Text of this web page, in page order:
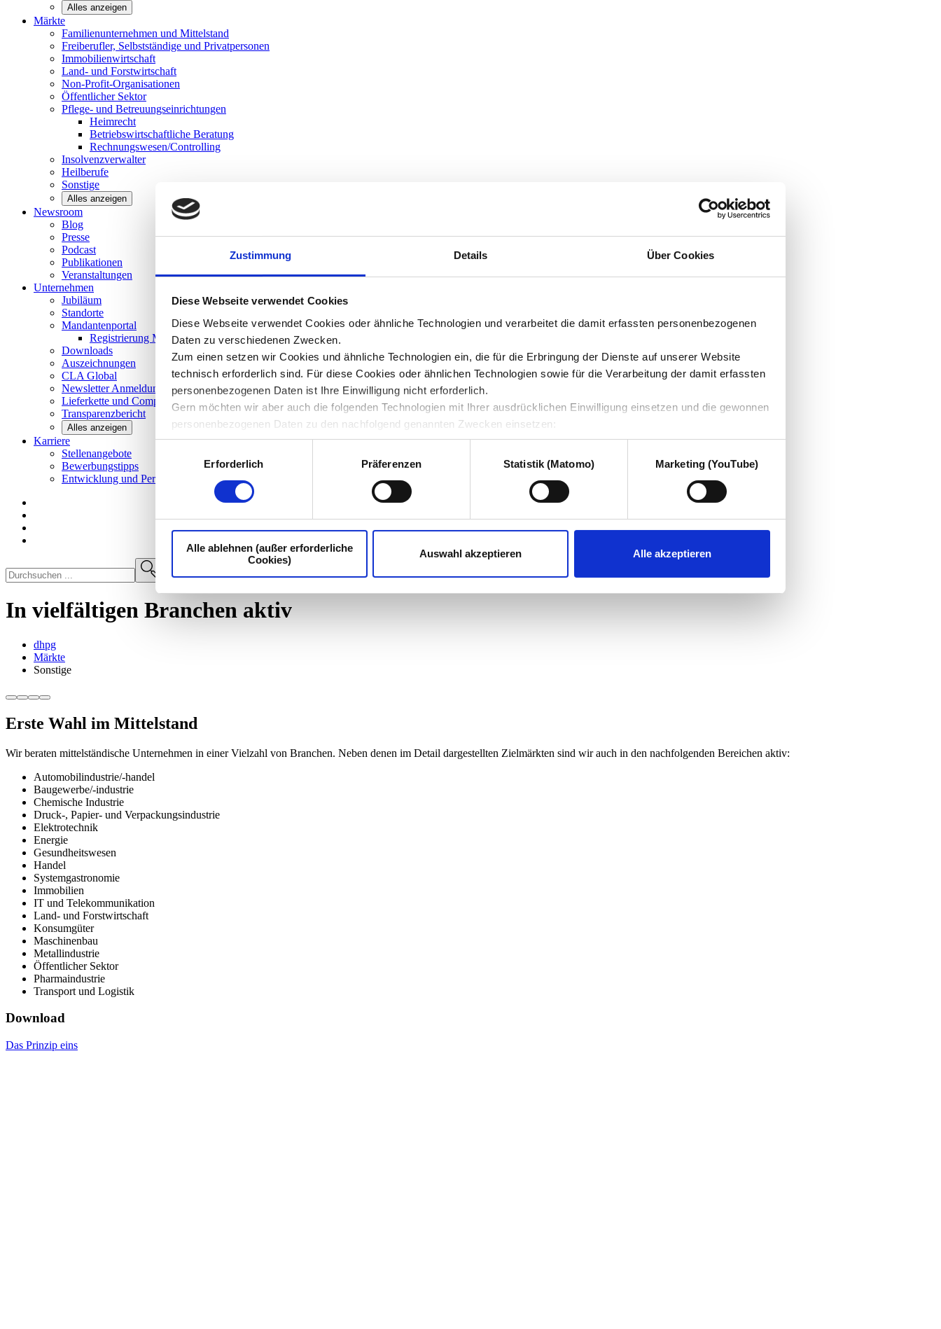
Zustimmung Details Über Cookies
Diese Webseite verwendet Cookies
Diese Webseite verwendet Cookies oder ähnliche Technologien und verarbeitet die damit erfassten personenbezogenen
Daten zu verschiedenen Zwecken.
Zum einen setzen wir Cookies und ähnliche Technologien ein, die für die Erbringung der Dienste auf unserer Website
technisch erforderlich sind. Für diese Cookies oder ähnlichen Technologien sowie für die Verarbeitung der damit erfassten
personenbezogenen Daten ist Ihre Einwilligung nicht erforderlich.
Gern möchten wir aber auch die folgenden Technologien mit Ihrer ausdrücklichen Einwilligung einsetzen und die gewonnen
personenbezogenen Daten zu den nachfolgend genannten Zwecken einsetzen:
Erforderlich
Präferenzen Statistik (Matomo) Marketing (YouTube)
Alle ablehnen (außer erforderliche
Cookies)
Auswahl akzeptieren Alle akzeptieren
Alles anzeigen
Märkte
Familienunternehmen und Mittelstand
Freiberufler, Selbstständige und Privatpersonen
Immobilienwirtschaft
Land- und Forstwirtschaft
Non-Profit-Organisationen
Öffentlicher Sektor
Pflege- und Betreuungseinrichtungen
Heimrecht
Betriebswirtschaftliche Beratung
Rechnungswesen/Controlling
Insolvenzverwalter
Heilberufe
Sonstige
Alles anzeigen
Newsroom
Blog
Presse
Podcast
Publikationen
Veranstaltungen
Unternehmen
Jubiläum
Standorte
Mandantenportal
Registrierung Mandantenportal
Downloads
Auszeichnungen
CLA Global
NewsletterAnmeldung
Lieferkette und Compliance
Transparenzbericht
Alles anzeigen
Karriere
Stellenangebote
Bewerbungstipps
Entwicklung und Perspektiven
In vielfältigen Branchen aktiv
dhpg
Märkte
Sonstige
Erste Wahl im Mittelstand
Wir beraten mittelständische Unternehmen in einer Vielzahl von Branchen. Neben denen im Detail dargestellten Zielmärkten sind wir auch in den nachfolgenden Bereichen aktiv:
Automobilindustrie/-handel
Baugewerbe/-industrie
Chemische Industrie
Druck-, Papier- und Verpackungsindustrie
Elektrotechnik
Energie
Gesundheitswesen
Handel
Systemgastronomie
Immobilien
IT und Telekommunikation
Land- und Forstwirtschaft
Konsumgüter
Maschinenbau
Metallindustrie
Öffentlicher Sektor
Pharmaindustrie
Transport und Logistik
Download
Das Prinzip eins